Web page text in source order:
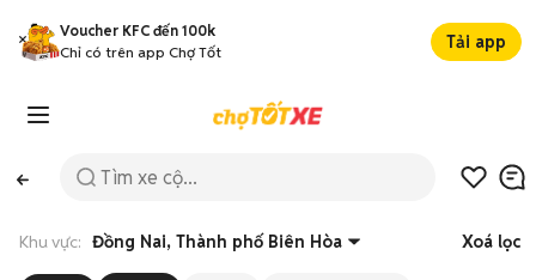
Voucher KFC đến 100k
Chỉ có trên app Chợ Tốt
Tải app
Khu vực: Đồng Nai, Thành phố Biên Hòa Xoá lọc